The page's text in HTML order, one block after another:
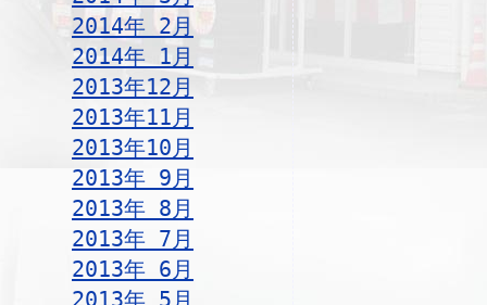
2014年 2月
2014年 1月
2013年12月
2013年11月
2013年10月
2013年 9月
2013年 8月
2013年 7月
2013年 6月
2013年 5月